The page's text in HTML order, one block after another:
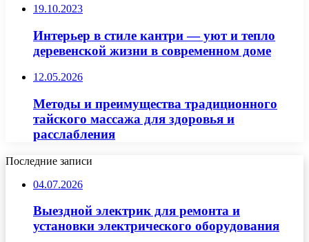
19.10.2023
Интерьер в стиле кантри — уют и тепло
деревенской жизни в современном доме
12.05.2026
Методы и преимущества традиционного
тайского массажа для здоровья и
расслабления
Последние записи
04.07.2026
Выездной электрик для ремонта и
установки электрического оборудования